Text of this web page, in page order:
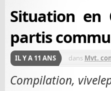
Situation en
partis
IL Y A 11 ANS dans Mvt.
Compilation,